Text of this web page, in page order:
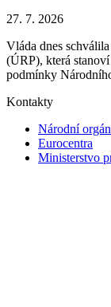
27. 7. 2026
Vláda dnes
(ÚRP), která
podmínky
Kontakty
Národní
Eurocentra
Ministerstvo